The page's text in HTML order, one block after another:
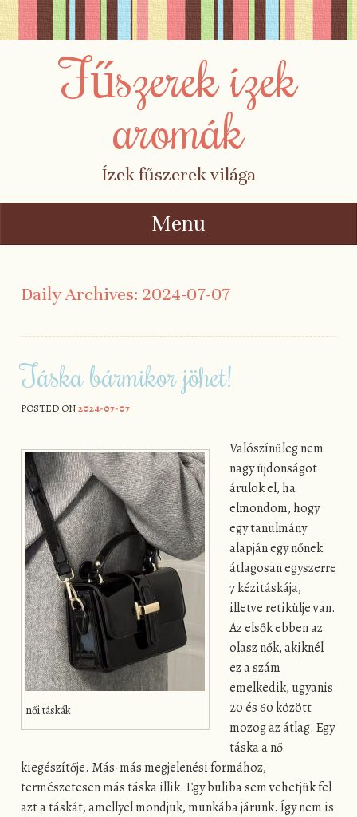
Fűszerek ízek
aromák
Ízek fűszerek világa
Menu
Daily Archives: 2024-07-07
Táska bármikor jöhet!
POSTED ON2024-07-07
női táskák
Valószínűleg nem
nagy újdonságot
árulok el, ha
elmondom, hogy
egy tanulmány
alapján egy nőnek
átlagosan egyszerre
7 kézitáskája,
illetve retikülje van.
Az elsők ebben az
olasz nők, akiknél
ez a szám
emelkedik, ugyanis
20 és 60 között
mozog az átlag. Egy
táska a nő
kiegészítője. Más-más megjelenési formához,
természetesen más táska illik. Egy buliba sem vehetjük fel
azt a táskát, amellyel mondjuk, munkába járunk. Így nem is